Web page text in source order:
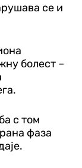
се и
болест –
с том
фаза